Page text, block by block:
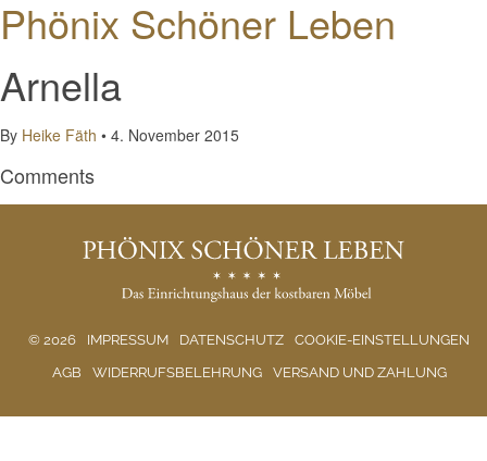
Phönix Schöner Leben
Arnella
By Heike Fäth • 4. November 2015
Comments
© 2026 IMPRESSUM DATENSCHUTZ
COOKIE-EINSTELLUNGEN
AGB
WIDERRUFSBELEHRUNG VERSAND UND ZAHLUNG